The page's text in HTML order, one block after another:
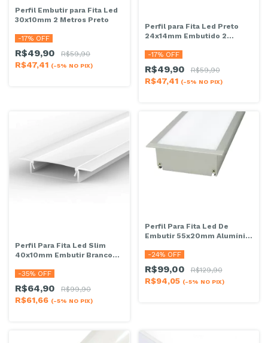
Perfil Embutir para Fita Led
30x10mm 2 Metros Preto
-17% OFF
R$49,90 R$59,90
R$47,41 (-5% NO PIX)
Perfil para Fita Led Preto
24x14mm Embutido 2
-17% OFF
R$49,90 R$59,90
R$47,41 (-5% NO PIX)
Perfil Para Fita Led Slim
40x10mm Embutir Branco
-35% OFF
R$64,90 R$99,90
R$61,66 (-5% NO PIX)
Perfil Para Fita Led De
Embutir 55x20mm Alumínio
-24% OFF
R$99,00 R$129,90
R$94,05 (-5% NO PIX)